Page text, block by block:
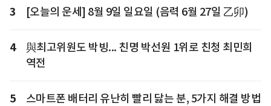
3 [오늘의 운세] 8월 9일 일요일 (음력 6월 27일 乙卯)
4
與최고위원도 박빙... 친명 박선원 1위로 친청 최민희
역전
5 스마트폰 배터리 유난히 빨리 닳는 분, 5가지 해결 방법